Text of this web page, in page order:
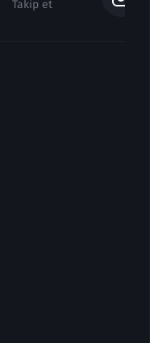
Takip et